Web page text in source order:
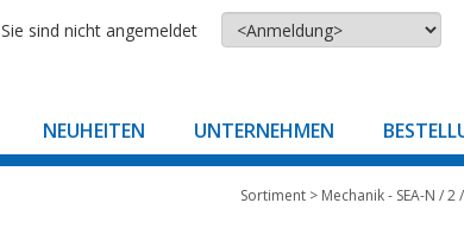
Sie sind nicht angemeldet
NEUHEITEN UNTERNEHMEN
Sortiment > Mechanik - SEA-N / 2